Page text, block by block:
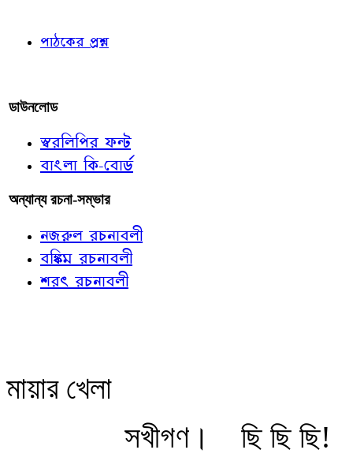
পাঠকের প্রশ্ন
ডাউনলোড
স্বরলিপির ফন্ট
বাংলা কি-বোর্ড
অন্যান্য রচনা-সম্ভার
নজরুল রচনাবলী
বঙ্কিম রচনাবলী
শরৎ রচনাবলী
মায়ার খেলা
সখীগণ।
ছি ছি ছি!